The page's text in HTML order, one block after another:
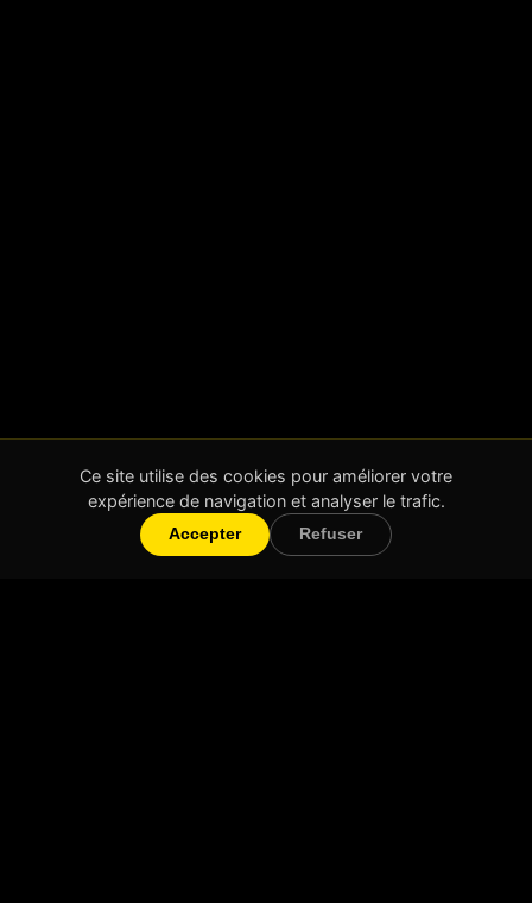
Ce site utilise des cookies pour améliorer votre
expérience de navigation et analyser le trafic.
Accepter Refuser